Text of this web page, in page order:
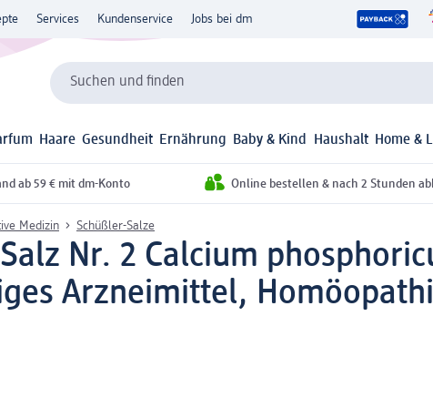
Services Kundenservice Jobs bei dm
Suchen und finden
Haare Gesundheit Ernährung Baby & Kind Haushalt Home &
ab 59 € mit dm-Konto Online bestellen & nach 2 Stunden
Medizin Schüßler-Salze
Nr. 2 Calcium
Arzneimittel,